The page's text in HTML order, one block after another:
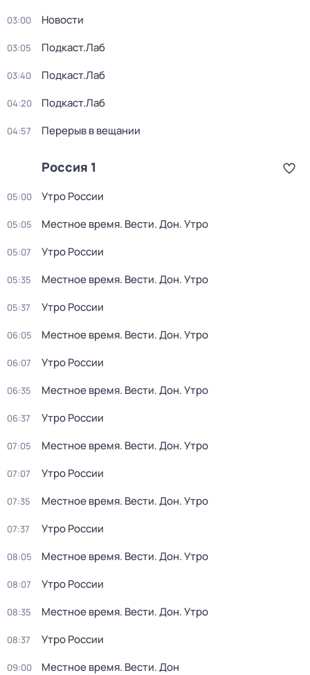
03:00 Новости
03:05 Подкаст.Лаб
03:40 Подкаст.Лаб
04:20 Подкаст.Лаб
04:57 Перерыв в вещании
Россия 1
05:00 Утро России
05:05 Местное время. Вести. Дон. Утро
05:07 Утро России
05:35 Местное время. Вести. Дон. Утро
05:37 Утро России
06:05 Местное время. Вести. Дон. Утро
06:07 Утро России
06:35 Местное время. Вести. Дон. Утро
06:37 Утро России
07:05 Местное время. Вести. Дон. Утро
07:07 Утро России
07:35 Местное время. Вести. Дон. Утро
07:37 Утро России
08:05 Местное время. Вести. Дон. Утро
08:07 Утро России
08:35 Местное время. Вести. Дон. Утро
08:37 Утро России
09:00 Местное время. Вести. Дон